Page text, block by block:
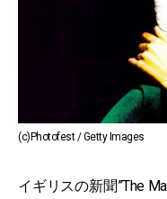
(c)Photofest / Getty Images
イギリスの新聞”The